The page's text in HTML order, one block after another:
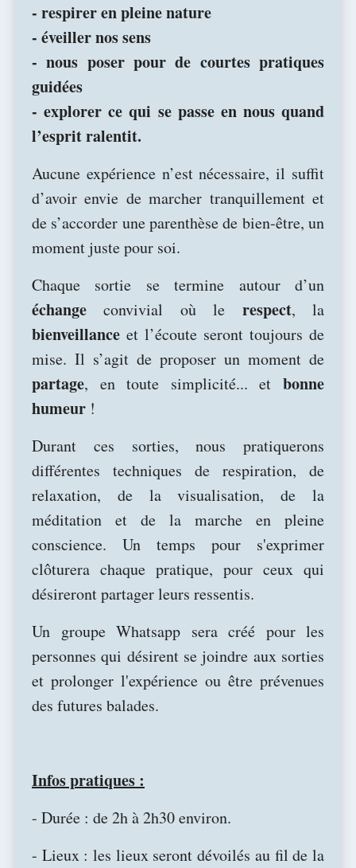
- respirer en pleine nature
- éveiller nos sens
- nous poser pour de courtes pratiques
guidées
- explorer ce qui se passe en nous quand
l’esprit ralentit.
Aucune expérience n’est nécessaire, il suffit
d’avoir envie de marcher tranquillement et
de s’accorder une parenthèse de bien-être, un
moment juste pour soi.
Chaque sortie se termine autour d’un
échangeconvivial où le respect, la
bienveillance et l’écoute seront toujours de
mise. Il s’agit de proposer un moment de
partage, en toute simplicité... et bonne
humeur !
Durant ces sorties, nous pratiquerons
différentes techniques de respiration, de
relaxation, de la visualisation, de la
méditation et de la marche en pleine
conscience. Un temps pour s'exprimer
clôturera chaque pratique, pour ceux qui
désireront partager leurs ressentis.
Un groupe Whatsapp sera créé pour les
personnes qui désirent se joindre aux sorties
et prolonger l'expérience ou être prévenues
des futures balades.
Infos pratiques :
- Durée : de 2h à 2h30 environ.
- Lieux : les lieux seront dévoilés au fil de la